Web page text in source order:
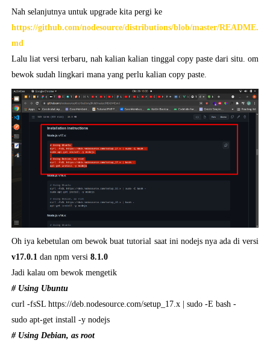
Nah selanjutnya untuk upgrade kita pergi ke
https://github.com/nodesource/distributions/blob/master/README.
md
Lalu liat versi terbaru, nah kalian kalian tinggal copy paste dari situ. om
bewok sudah lingkari mana yang perlu kalian copy paste.
Oh iya kebetulan om bewok buat tutorial saat ini nodejs nya ada di versi
v17.0.1dan npm versi 8.1.0
Jadi kalau om bewok mengetik
# Using Ubuntu
curl -fsSL https://deb.nodesource.com/setup_17.x | sudo -E bash -
sudo apt-get install -y nodejs
# Using Debian, as root